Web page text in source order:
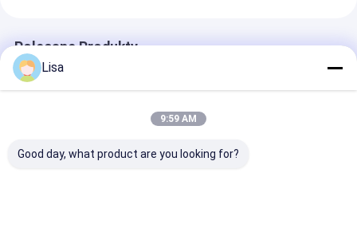
Polecane Produkty
Lisa
9:59 AM
Good day, what product are you looking for?